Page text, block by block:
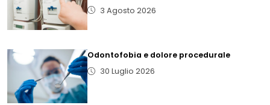
3 Agosto 2026
Odontofobia e dolore procedurale
30 Luglio 2026